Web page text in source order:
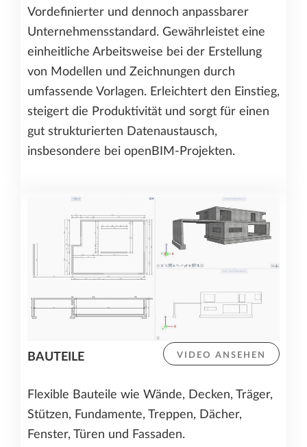
Vordefinierter und dennoch anpassbarer
Unternehmensstandard. Gewährleistet eine
einheitliche Arbeitsweise bei der Erstellung
von Modellen und Zeichnungen durch
umfassende Vorlagen. Erleichtert den Einstieg,
steigert die Produktivität und sorgt für einen
gut strukturierten Datenaustausch,
insbesondere bei openBIM-Projekten.
VIDEO ANSEHEN
BAUTEILE
Flexible Bauteile wie Wände, Decken, Träger,
Stützen, Fundamente, Treppen, Dächer,
Fenster, Türen und Fassaden.